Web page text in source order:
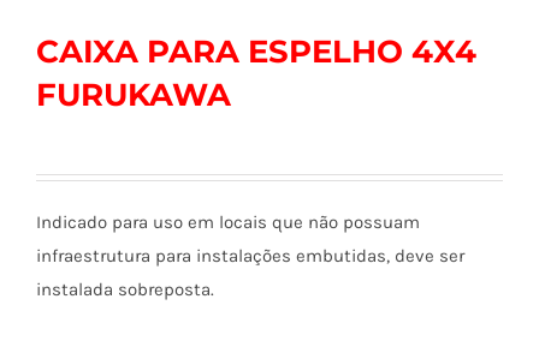
CAIXA PARA ESPELHO 4X4
FURUKAWA
Indicado para uso em locais que não possuam
infraestrutura para instalações embutidas, deve ser
instalada sobreposta.